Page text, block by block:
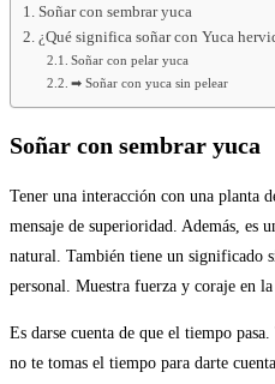
Soñar con sembrar yuca
¿Qué significa soñar con Yuca
Soñar con pelar yuca
➡ Soñar con yuca sin pelear
Soñar con sembrar yuca
Tener una interacción con una planta
mensaje de superioridad. Además, es
natural. También tiene un significado
personal. Muestra fuerza y ​​coraje en
Es darse cuenta de que el tiempo
no te tomas el tiempo para darte